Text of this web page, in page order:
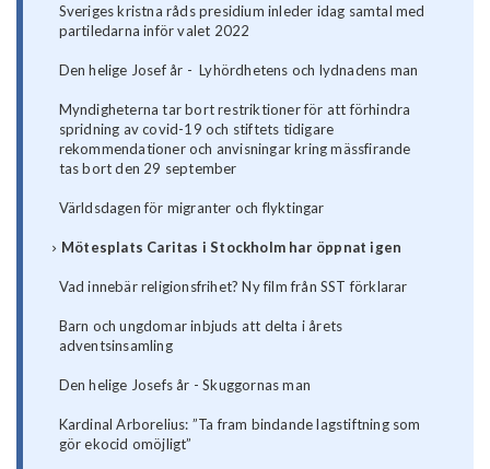
Sveriges kristna råds presidium inleder idag samtal med
partiledarna inför valet 2022
Den helige Josef år - Lyhördhetens och lydnadens man
Myndigheterna tar bort restriktioner för att förhindra
spridning av covid-19 och stiftets tidigare
rekommendationer och anvisningar kring mässfirande
tas bort den 29 september
Världsdagen för migranter och flyktingar
Mötesplats Caritas i Stockholm har öppnat igen
Vad innebär religionsfrihet? Ny film från SST förklarar
Barn och ungdomar inbjuds att delta i årets
adventsinsamling
Den helige Josefs år - Skuggornas man
Kardinal Arborelius: ”Ta fram bindande lagstiftning som
gör ekocid omöjligt”